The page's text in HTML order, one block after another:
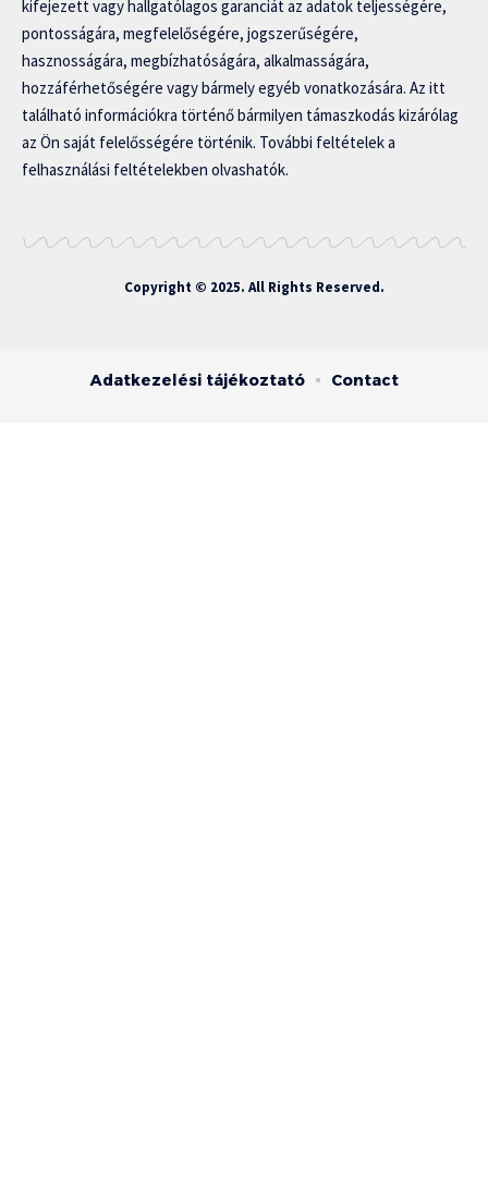
kifejezett vagy hallgatólagos garanciát az adatok teljességére,
pontosságára, megfelelőségére, jogszerűségére,
hasznosságára, megbízhatóságára, alkalmasságára,
hozzáférhetőségére vagy bármely egyéb vonatkozására. Az itt
található információkra történő bármilyen támaszkodás kizárólag
az Ön saját felelősségére történik. További feltételek a
felhasználási feltételekben olvashatók.
Copyright © 2025. All Rights Reserved.
Adatkezelési tájékoztató Contact